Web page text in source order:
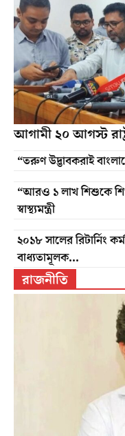
আগামী ২০ আগস্ট
“তরুণ উদ্ভাবকরাই
“আরও ১ লাখ শিশুকে
স্বাস্থ্যমন্ত্রী
২০১৮ সালের রিটার্নিং
বাধ্যতামূলক...
রাজনীতি